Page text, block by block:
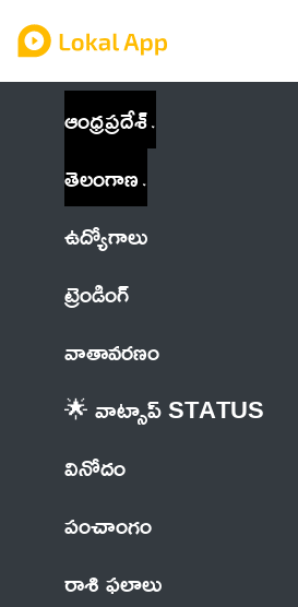
ఆంధ్రప్రదేశ్
తెలంగాణ
ఉద్యోగాలు
ట్రెండింగ్
వాతావరణం
🌟 వాట్సాప్ STATUS
వినోదం
పంచాంగం
రాశి ఫలాలు